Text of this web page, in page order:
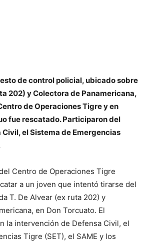
de control policial, ubicado sobre
202) y Colectora de Panamericana,
de Operaciones Tigre y en
fue rescatado. Participaron del
el Sistema de Emergencias
Centro de Operaciones Tigre
a un joven que intentó tirarse del
T. De Alvear (ex ruta 202) y
en Don Torcuato. El
la intervención de Defensa Civil, el
Tigre (SET), el SAME y los